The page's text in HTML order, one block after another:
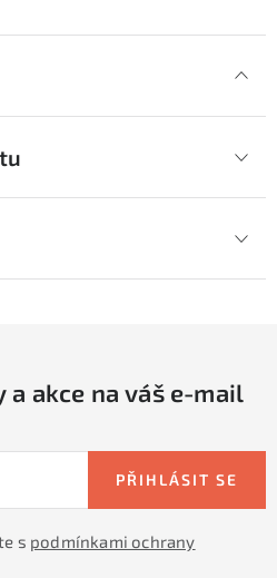
akce na váš e-mail
s podmínkami ochrany
PŘIHLÁSIT SE